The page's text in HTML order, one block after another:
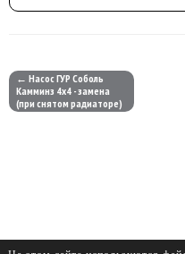
← Насос ГУР Соболь
Камминз 4х4 - замена
(при снятом радиаторе)